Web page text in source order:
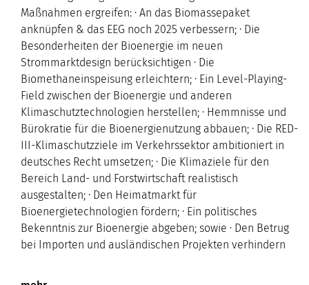
Maßnahmen ergreifen: · An das Biomassepaket
anknüpfen & das EEG noch 2025 verbessern; · Die
Besonderheiten der Bioenergie im neuen
Strommarktdesign berücksichtigen · Die
Biomethaneinspeisung erleichtern; · Ein Level-Playing-
Field zwischen der Bioenergie und anderen
Klimaschutztechnologien herstellen; · Hemmnisse und
Bürokratie für die Bioenergienutzung abbauen; · Die RED-
III-Klimaschutzziele im Verkehrssektor ambitioniert in
deutsches Recht umsetzen; · Die Klimaziele für den
Bereich Land- und Forstwirtschaft realistisch
ausgestalten; · Den Heimatmarkt für
Bioenergietechnologien fördern; · Ein politisches
Bekenntnis zur Bioenergie abgeben; sowie · Den Betrug
bei Importen und ausländischen Projekten verhindern